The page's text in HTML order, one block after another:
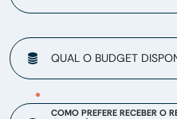
QUAL O BUDGET
COMO PREFERE RECEBER O